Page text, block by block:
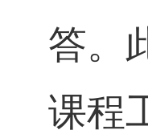
答。
课程